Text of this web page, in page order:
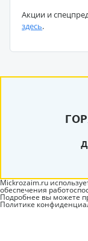
Акции и
здесь.
Mickrozaim.ru
обеспечения
Подробнее вы можете
Политике